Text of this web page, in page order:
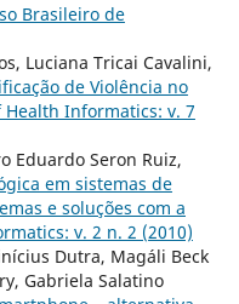
Brasileiro de
Luciana Tricai Cavalini,
de Violência no
Health Informatics: v. 7
Eduardo Seron Ruiz,
em sistemas de
e soluções com a
v. 2 n. 2 (2010)
Dutra, Magáli Beck
Gabriela Salatino